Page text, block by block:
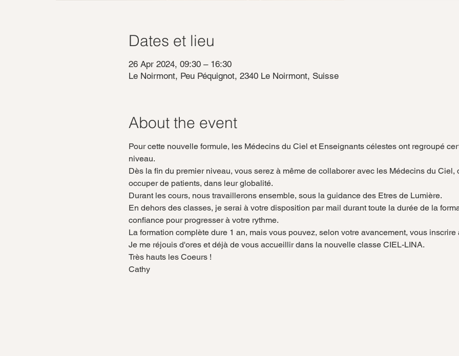
Dates et lieu
26 Apr 2024, 09:30 – 16:30
Le Noirmont, Peu Péquignot, 2340 Le Noirmont, Suisse
About the event
Pour cette nouvelle formule, les Médecins du Ciel et Enseignants célestes ont regroupé
niveau.
Dès la fin du premier niveau, vous serez à même de collaborer avec les Médecins du Ciel,
occuper de patients, dans leur globalité.
Durant les cours, nous travaillerons ensemble, sous la guidance des Etres de Lumière.
En dehors des classes, je serai à votre disposition par mail durant toute la durée de la
confiance pour progresser à votre rythme.
La formation complète dure 1 an, mais vous pouvez, selon votre avancement, vous inscrire
Je me réjouis d'ores et déjà de vous accueillir dans la nouvelle classe CIEL-LINA.
Très hauts les Coeurs !
Cathy